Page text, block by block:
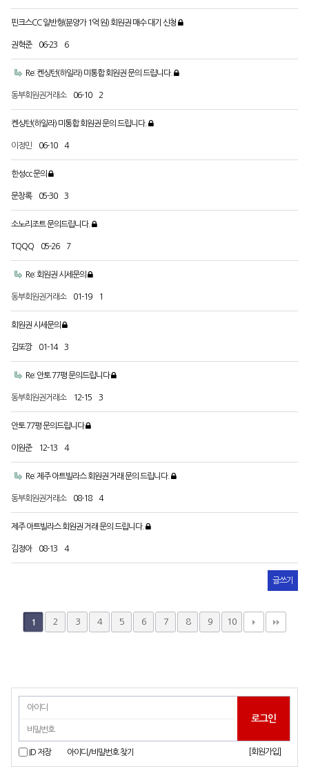
핀크스CC 일반형(분양가 1억 원) 회원권 매수 대기 신청
권혁준 06-23 6
Re: 켄싱턴(하일라) 미통합 회원권 문의 드립니다.
동부회원권거래소 06-10 2
켄싱턴(하일라) 미통합 회원권 문의 드립니다.
이정민 06-10 4
한성cc 문의
문창록 05-30 3
소노리조트 문의드립니다.
TQQQ 05-26 7
Re: 회원권 시세문의
동부회원권거래소 01-19 1
회원권 시세문의
김또깡 01-14 3
Re: 안토 77평 문의드립니다
동부회원권거래소 12-15 3
안토 77평 문의드립니다
이원준 12-13 4
Re: 제주 아트빌라스 회원권 거래 문의 드립니다.
동부회원권거래소 08-18 4
제주 아트빌라스 회원권 거래 문의 드립니다.
김정아 08-13 4
글쓰기
1 2 3 4 5 6 7 8 9 10
ID 저장 아이디/비밀번호 찾기 [회원가입]